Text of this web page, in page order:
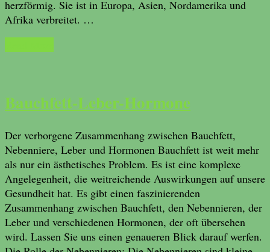
herzförmig. Sie ist in Europa, Asien, Nordamerika und
Afrika verbreitet. …
Bauchfett-Leber-Hormone
Der verborgene Zusammenhang zwischen Bauchfett,
Nebenniere, Leber und Hormonen Bauchfett ist weit mehr
als nur ein ästhetisches Problem. Es ist eine komplexe
Angelegenheit, die weitreichende Auswirkungen auf unsere
Gesundheit hat. Es gibt einen faszinierenden
Zusammenhang zwischen Bauchfett, den Nebennieren, der
Leber und verschiedenen Hormonen, der oft übersehen
wird. Lassen Sie uns einen genaueren Blick darauf werfen.